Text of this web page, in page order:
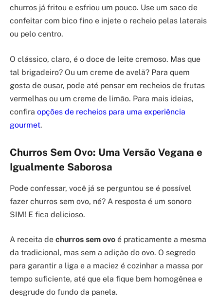
churros já fritou e esfriou um pouco. Use um saco de
confeitar com bico fino e injete o recheio pelas laterais
ou pelo centro.
O clássico, claro, é o doce de leite cremoso. Mas que
tal brigadeiro? Ou um creme de avelã? Para quem
gosta de ousar, pode até pensar em recheios de frutas
vermelhas ou um creme de limão. Para mais ideias,
confira opções de recheios para uma experiência
gourmet.
Churros Sem Ovo: Uma Versão Vegana e
Igualmente Saborosa
Pode confessar, você já se perguntou se é possível
fazer churros sem ovo, né? A resposta é um sonoro
SIM! E fica delicioso.
A receita de churros sem ovo é praticamente a mesma
da tradicional, mas sem a adição do ovo. O segredo
para garantir a liga e a maciez é cozinhar a massa por
tempo suficiente, até que ela fique bem homogênea e
desgrude do fundo da panela.